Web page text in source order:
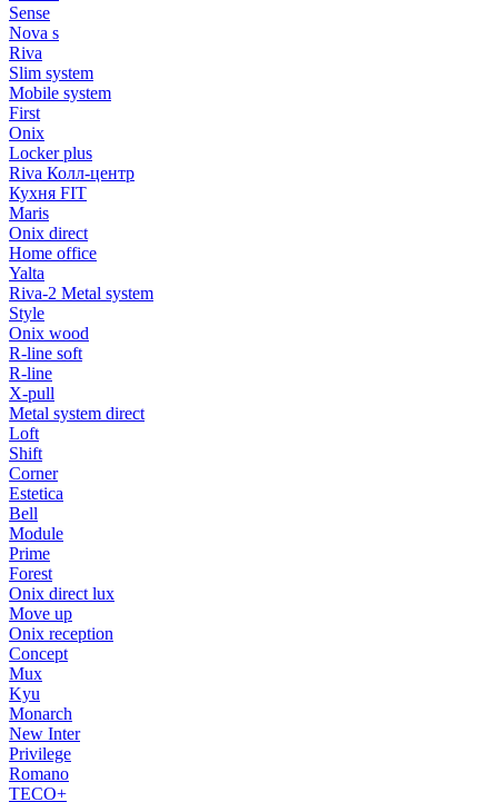
Sense
Nova s
Riva
Slim system
Mobile system
First
Onix
Locker plus
Riva Колл-центр
Кухня FIT
Maris
Onix direct
Home office
Yalta
Riva-2 Metal system
Style
Onix wood
R-line soft
R-line
X-pull
Metal system direct
Loft
Shift
Corner
Estetica
Bell
Module
Prime
Forest
Onix direct lux
Move up
Onix reception
Concept
Mux
Kyu
Monarch
New Inter
Privilege
Romano
TECO+